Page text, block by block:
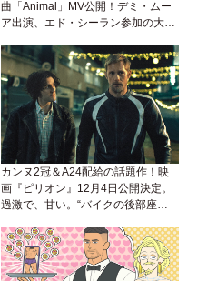
曲「Animal」MV公開！デミ・ムー
ア出演、エド・シーラン参加の大胆
カンヌ2冠＆A24配給の話題作！映
画『ピリオン』12月4日公開決定。
過激で、甘い。“バイクの後部座